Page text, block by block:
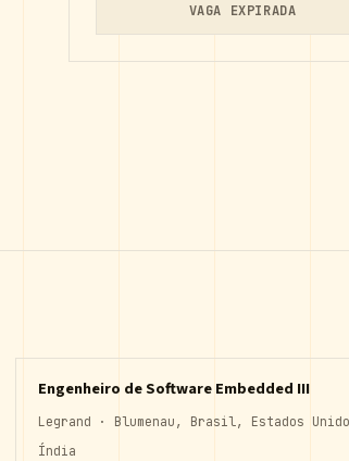
VAGA EXPIRADA
Engenheiro de Software Embedded III
Legrand · Blumenau, Brasil, Estados
Índia